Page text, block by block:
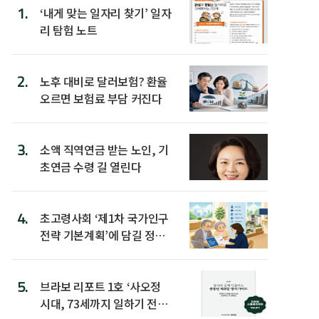
1.
‘내게 맞는 일자리 찾기’ 일자
리 탐험 노트
2.
노후 대비로 달러보험? 환율
오르면 보험료 부담 커진다
3.
소액 직역연금 받는 노인, 기
초연금 수령 길 열린다
4.
초고령사회 ‘제1차 국가인구
전략 기본계획’에 담길 정책
5.
브라보 리포트 1호 ‘사오정
시대, 73세까지 일하기 전략’